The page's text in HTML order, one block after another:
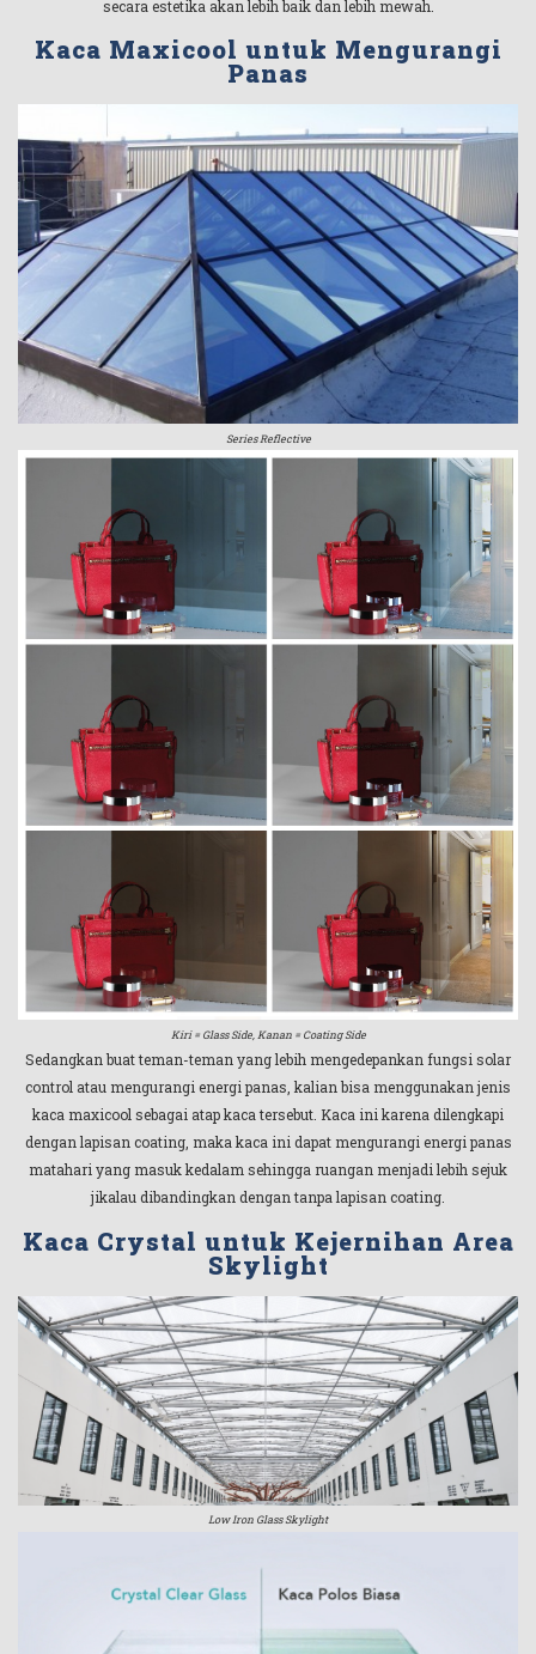
secara estetika akan lebih baik dan lebih mewah.
Kaca Maxicool untuk Mengurangi
Panas
Series Reflective
Kiri = Glass Side, Kanan = Coating Side
Sedangkan buat teman-teman yang lebih mengedepankan fungsi solar
control atau mengurangi energi panas, kalian bisa menggunakan jenis
kaca maxicool sebagai atap kaca tersebut. Kaca ini karena dilengkapi
dengan lapisan coating, maka kaca ini dapat mengurangi energi panas
matahari yang masuk kedalam sehingga ruangan menjadi lebih sejuk
jikalau dibandingkan dengan tanpa lapisan coating.
Kaca Crystal untuk Kejernihan Area
Skylight
Low Iron Glass Skylight